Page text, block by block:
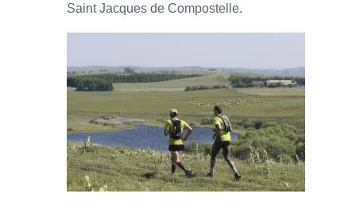
Saint Jacques de Compostelle.